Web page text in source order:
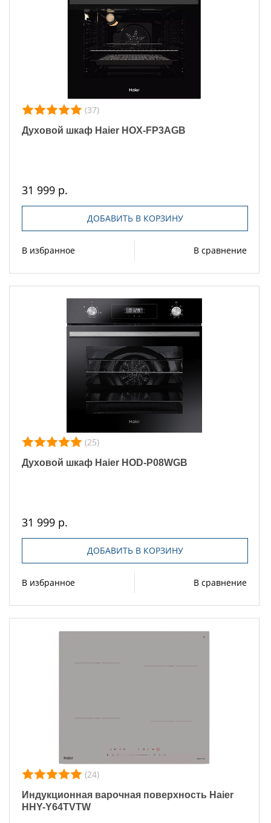
(37)
Духовой шкаф Haier HOX-FP3AGB
31 999 р.
ДОБАВИТЬ В КОРЗИНУ
В избранное В сравнение
(25)
Духовой шкаф Haier HOD-P08WGB
31 999 р.
ДОБАВИТЬ В КОРЗИНУ
В избранное В сравнение
(24)
Индукционная варочная поверхность Haier
HHY-Y64TVTW